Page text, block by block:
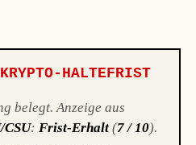
HALTEFRIST
belegt. Anzeige aus
CSU:Frist-Erhalt (7 / 10).